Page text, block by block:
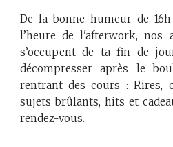
De la bonne humeur de
l’heure de l'afterwork, nos
s’occupent de ta fin de
décompresser après le
rentrant des cours : Rires,
sujets brûlants, hits et
rendez-vous.